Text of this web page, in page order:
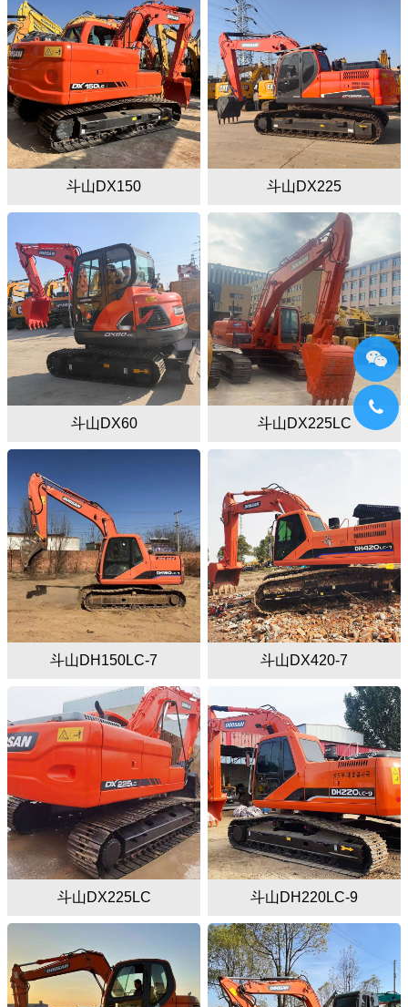
斗山DX150 斗山DX225
斗山DX60 斗山DX225LC
斗山DH150LC-7 斗山DX420-7
斗山DX225LC 斗山DH220LC-9